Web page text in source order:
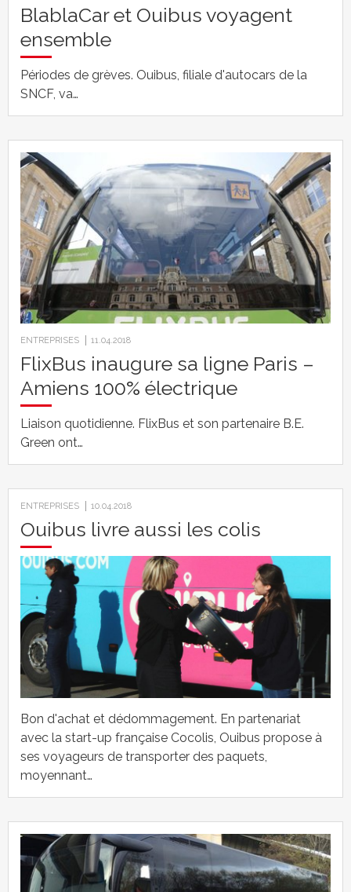
BlablaCar et Ouibus voyagent
ensemble
Périodes de grèves. Ouibus, filiale d'autocars de la
SNCF, va…
ENTREPRISES 11.04.2018
FlixBus inaugure sa ligne Paris –
Amiens 100% électrique
Liaison quotidienne. FlixBus et son partenaire B.E.
Green ont…
ENTREPRISES 10.04.2018
Ouibus livre aussi les colis
Bon d'achat et dédommagement. En partenariat
avec la start-up française Cocolis, Ouibus propose à
ses voyageurs de transporter des paquets,
moyennant…